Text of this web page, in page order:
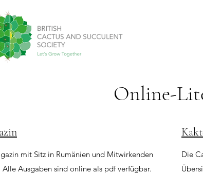
Online-
mit Sitz in Rumänien und Mitwirkenden
Alle Ausgaben sind online als pdf verfügbar.
Die